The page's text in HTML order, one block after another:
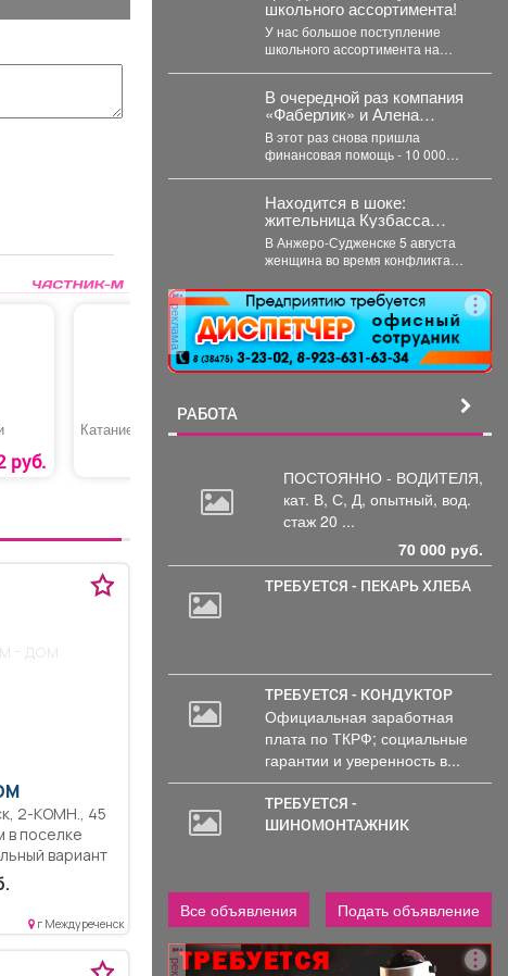
руб.
Катание на коньках Профиль Карвинг
- дом
в поселке
вариант
тишину и
минутах от
до
(удобная
г Междуреченск
школьного ассортимента!
У нас большое поступление
школьного ассортимента на
В очередной раз компания
«Фаберлик» и Алена
Кемаева помогают нашим
хвостикам!
В этот раз снова пришла
финансовая помощь - 10 000
Находится в шоке:
жительница Кузбасса
ударила мужа ножом в
сердце - подробности
В Анжеро-Судженске 5 августа
женщина во время конфликта
Мужчина скончался....
реклама
РАБОТА
ПОСТОЯННО - ВОДИТЕЛЯ,
кат. В, С, Д, опытный, вод.
стаж 20 ...
70 000 руб.
ТРЕБУЕТСЯ - ПЕКАРЬ ХЛЕБА
ТРЕБУЕТСЯ - КОНДУКТОР
Официальная заработная
плата по ТКРФ; социальные
гарантии и уверенность в...
ТРЕБУЕТСЯ -
ШИНОМОНТАЖНИК
Все объявления Подать объявление